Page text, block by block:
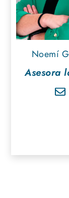
Noemí
Asesora